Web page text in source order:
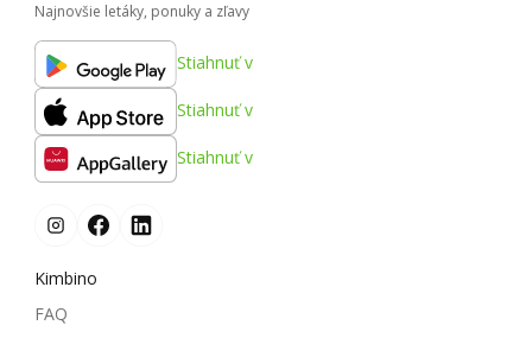
Najnovšie letáky, ponuky a zľavy
Stiahnuť v
Stiahnuť v
Stiahnuť v
Kimbino
FAQ